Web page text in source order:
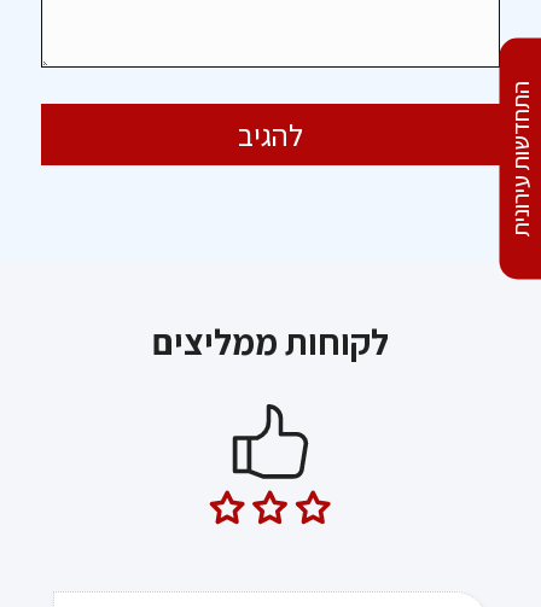
התחדשות עירונית
לקוחות ממליצים